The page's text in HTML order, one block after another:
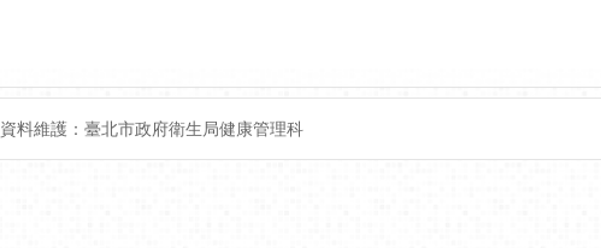
資料維護： 臺北市政府衛生局健康管理科